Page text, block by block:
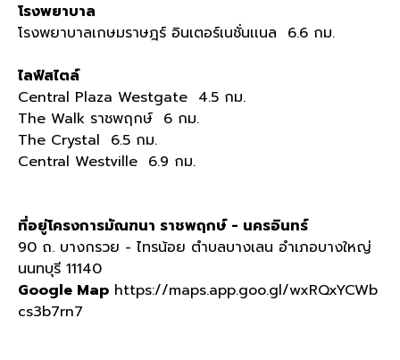
โรงพยาบาล
โรงพยาบาลเกษมราษฎร์ อินเตอร์เนชั่นเเนล 6.6 กม.
ไลฟ์สไตล์
Central Plaza Westgate 4.5 กม.
The Walk ราชพฤกษ์ 6 กม.
The Crystal 6.5 กม.
Central Westville 6.9 กม.
ที่อยู่โครงการมัณฑนา ราชพฤกษ์ - นครอินทร์
90 ถ. บางกรวย - ไทรน้อย ตำบลบางเลน อำเภอบางใหญ่
นนทบุรี 11140
Google Map https://maps.app.goo.gl/wxRQxYCWb
cs3b7rn7